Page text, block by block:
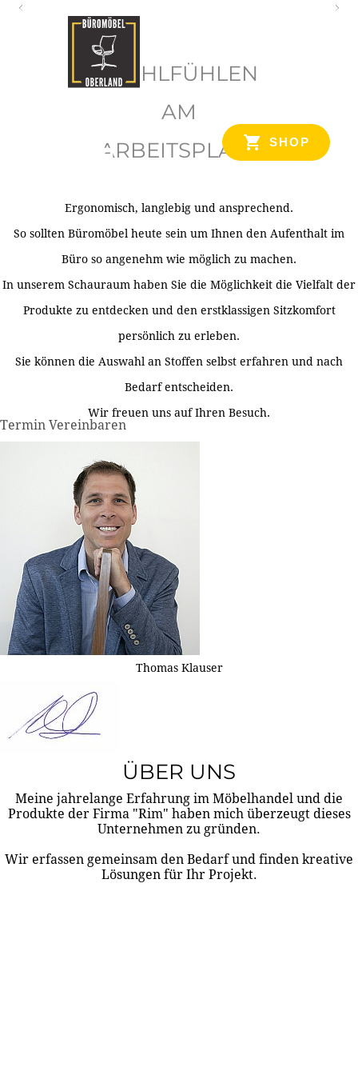
SHOP
WOHLFÜHLEN
AM
ARBEITSPLATZ
Ergonomisch, langlebig und ansprechend.
So sollten Büromöbel heute sein um Ihnen den Aufenthalt im
Büro so angenehm wie möglich zu machen.
In unserem Schauraum haben Sie die Möglichkeit die Vielfalt der
Produkte zu entdecken und den erstklassigen Sitzkomfort
persönlich zu erleben.
Sie können die Auswahl an Stoffen selbst erfahren und nach
Bedarf entscheiden.
Wir freuen uns auf Ihren Besuch.
Termin Vereinbaren
Thomas Klauser
ÜBER UNS
Meine jahrelange Erfahrung im Möbelhandel und die
Produkte der Firma "Rim" haben mich überzeugt dieses
Unternehmen zu gründen.
Wir erfassen gemeinsam den Bedarf und finden kreative
Lösungen für Ihr Projekt.